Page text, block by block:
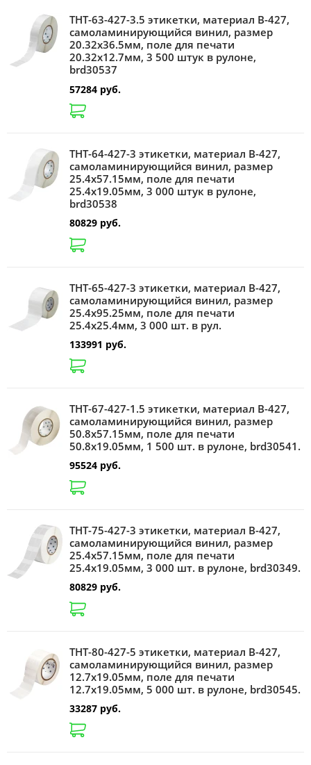
THT-63-427-3.5 этикетки, материал В-427,
самоламинирующийся винил, размер
20.32х36.5мм, поле для печати
20.32х12.7мм, 3 500 штук в рулоне,
brd30537
57284 руб.
THT-64-427-3 этикетки, материал В-427,
самоламинирующийся винил, размер
25.4х57.15мм, поле для печати
25.4х19.05мм, 3 000 штук в рулоне,
brd30538
80829 руб.
THT-65-427-3 этикетки, материал В-427,
самоламинирующийся винил, размер
25.4х95.25мм, поле для печати
25.4х25.4мм, 3 000 шт. в рул.
133991 руб.
THT-67-427-1.5 этикетки, материал В-427,
самоламинирующийся винил, размер
50.8х57.15мм, поле для печати
50.8х19.05мм, 1 500 шт. в рулоне, brd30541.
95524 руб.
THT-75-427-3 этикетки, материал В-427,
самоламинирующийся винил, размер
25.4х57.15мм, поле для печати
25.4х19.05мм, 3 000 шт. в рулоне, brd30349.
80829 руб.
THT-80-427-5 этикетки, материал В-427,
самоламинирующийся винил, размер
12.7х19.05мм, поле для печати
12.7х19.05мм, 5 000 шт. в рулоне, brd30545.
33287 руб.